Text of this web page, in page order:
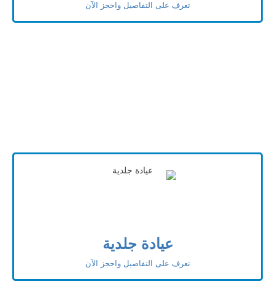
تعرف على التفاصيل واحجز الآن
عيادة جلدية
تعرف على التفاصيل واحجز الآن